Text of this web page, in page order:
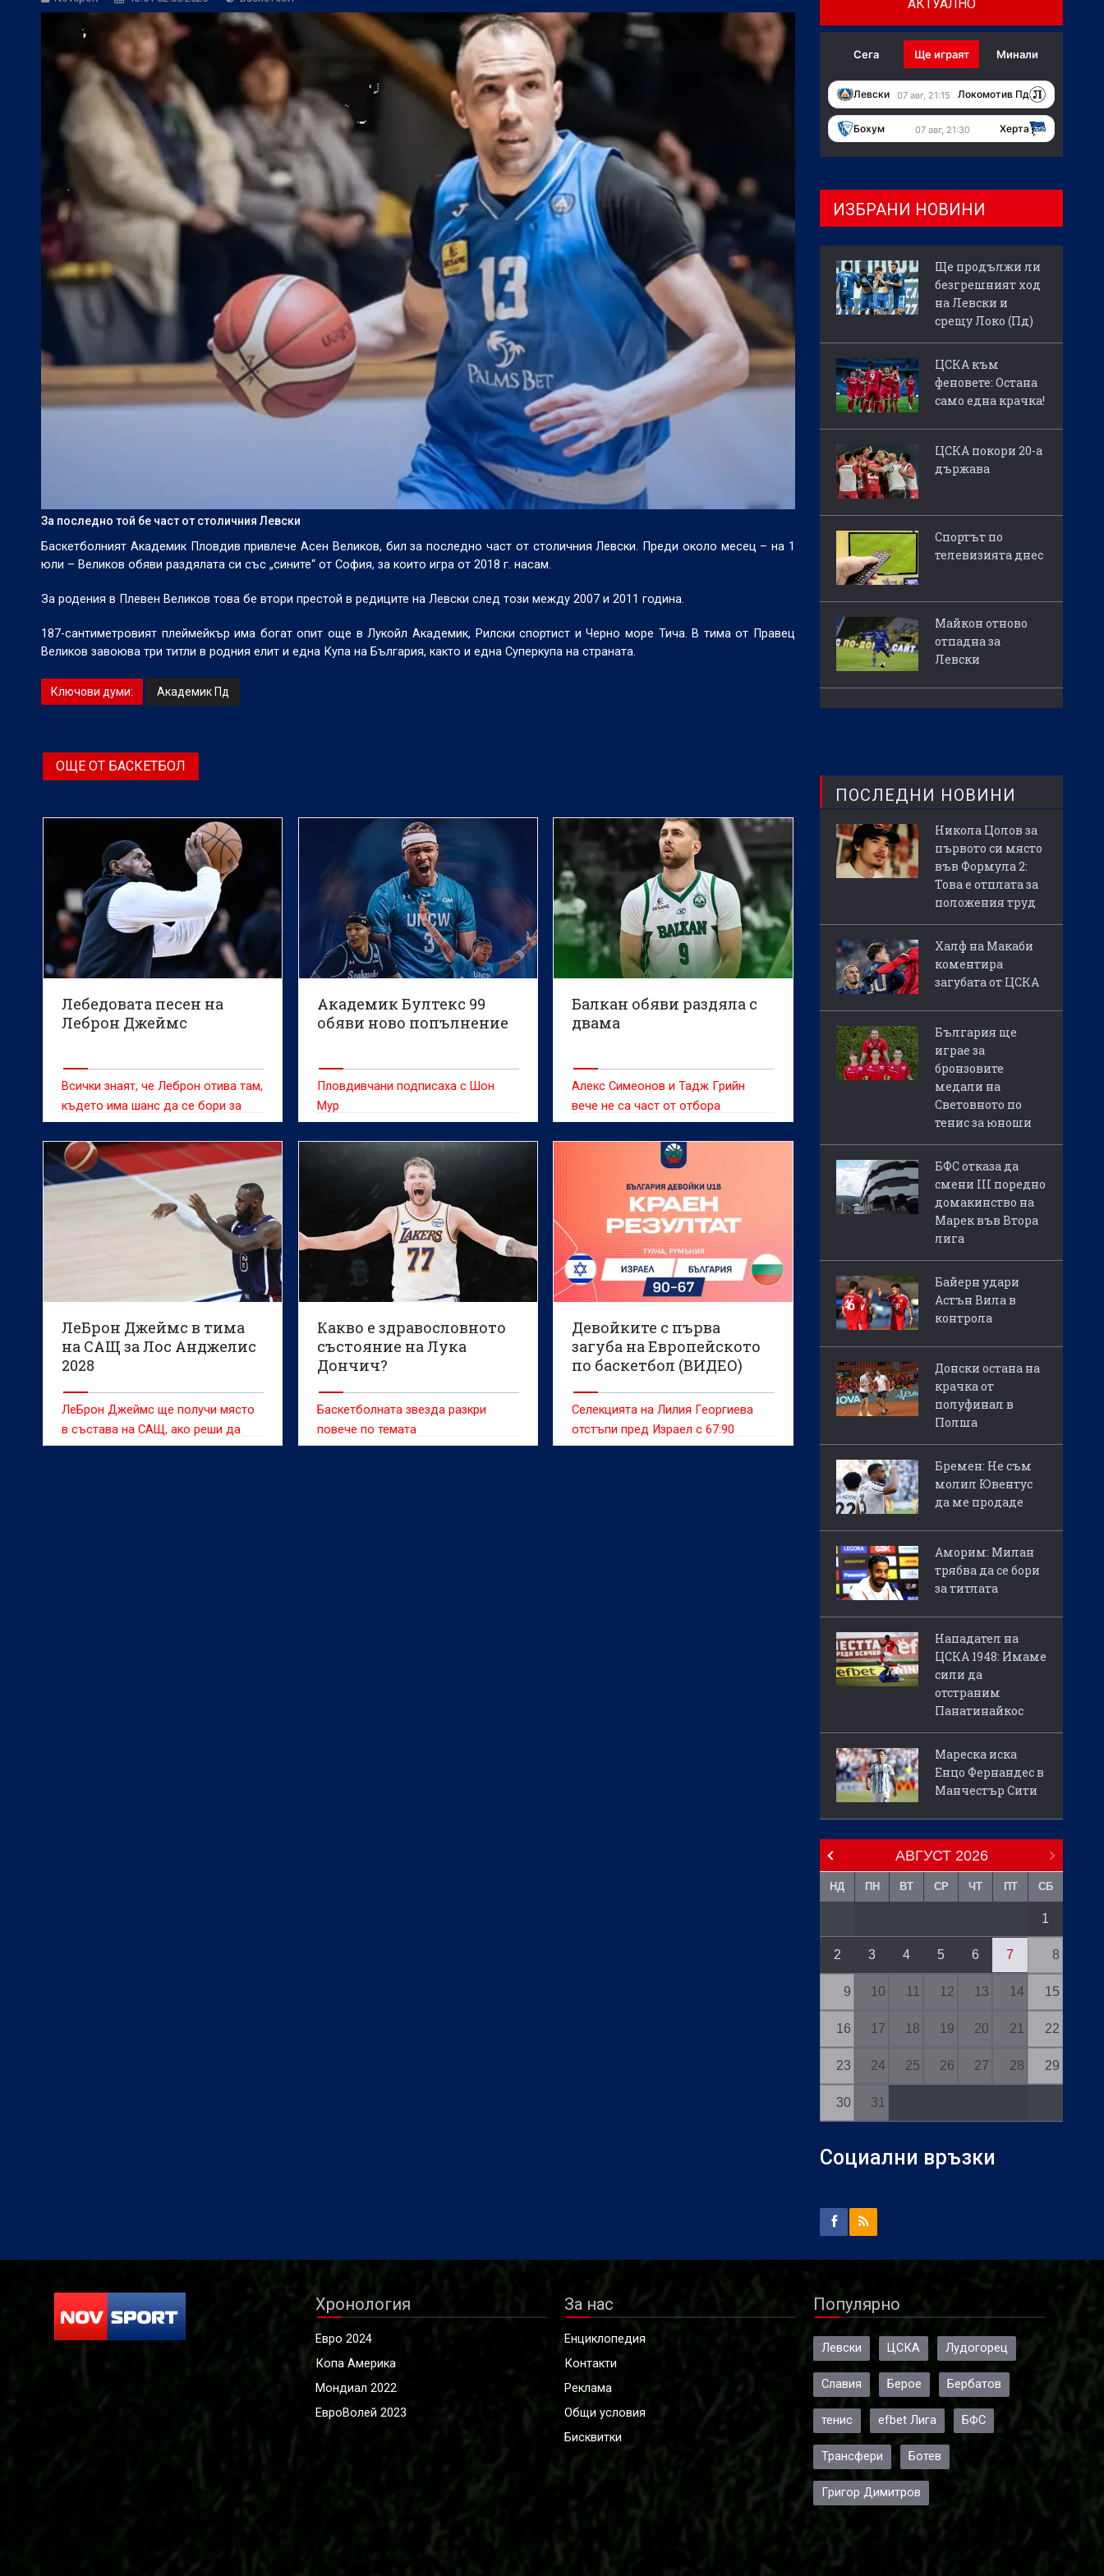
БГ Футбол:ЦСКА към феновете: Остана само една крачка!
БГ Футбол: ЦСКА покори 20-а държава
За последно той бе част от столичния Левски
Баскетболният Академик Пловдив привлече Асен Великов, бил за последно част от столичния Левски. Преди около месец – на 1
юли – Великов обяви раздялата си със „сините“ от София, за които игра от 2018 г. насам.
За родения в Плевен Великов това бе втори престой в редиците на Левски след този между 2007 и 2011 година.
187-сантиметровият плеймейкър има богат опит още в Лукойл Академик, Рилски спортист и Черно море Тича. В тима от Правец
Великов завоюва три титли в родния елит и една Купа на България, както и една Суперкупа на страната.
Ключови думи: Академик Пд
ОЩЕ ОТ БАСКЕТБОЛ
Лебедовата песен на
Леброн Джеймс
Всички знаят, че Леброн отива там,
където има шанс да се бори за
титлата
Академик Бултекс 99
обяви ново попълнение
Пловдивчани подписаха с Шон
Мур
Балкан обяви раздяла с
двама
Алекс Симеонов и Тадж Грийн
вече не са част от отбора
ЛеБрон Джеймс в тима
на САЩ за Лос Анджелис
2028
ЛеБрон Джеймс ще получи място
в състава на САЩ, ако реши да
играе на Олимпийските игри в Лос
Какво е здравословното
състояние на Лука
Дончич?
Баскетболната звезда разкри
повече по темата
Девойките с първа
загуба на Европейското
по баскетбол (ВИДЕО)
Селекцията на Лилия Георгиева
отстъпи пред Израел с 67:90
АКТУАЛНО
Сега Ще играят Минали
Левски 07 авг, 21:15 Локомотив Пд
Бохум 07 авг, 21:30 Херта
ИЗБРАНИ НОВИНИ
Ще продължи ли
безгрешният ход
на Левски и
срещу Локо (Пд)
ЦСКА към
феновете: Остана
само една крачка!
ЦСКА покори 20-а
държава
Спортът по
телевизията днес
Майкон отново
отпадна за
Левски
ПОСЛЕДНИ НОВИНИ
Никола Цолов за
първото си място
във Формула 2:
Това е отплата за
положения труд
Халф на Макаби
коментира
загубата от ЦСКА
България ще
играе за
бронзовите
медали на
Световното по
тенис за юноши
БФС отказа да
смени III поредно
домакинство на
Марек във Втора
лига
Байерн удари
Астън Вила в
контрола
Донски остана на
крачка от
полуфинал в
Полша
Бремен: Не съм
молил Ювентус
да ме продаде
Аморим: Милан
трябва да се бори
за титлата
Нападател на
ЦСКА 1948: Имаме
сили да
отстраним
Панатинайкос
Мареска иска
Енцо Фернандес в
Манчестър Сити
АВГУСТ 2026
НД ПН ВТ СР ЧТ ПТ СБ
1
2 3 4 5 6 7 8
9 10 11 12 13 14 15
16 17 18 19 20 21 22
23 24 25 26 27 28 29
30 31
Социални връзки
Хронология
Евро 2024
Копа Америка
Мондиал 2022
ЕвроВолей 2023
За нас
Енциклопедия
Контакти
Реклама
Общи условия
Бисквитки
Популярно
Левски ЦСКА Лудогорец
Славия Берое Бербатов
тенис efbet Лига БФС
Трансфери Ботев
Григор Димитров